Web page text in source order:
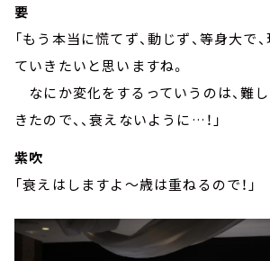
要
「もう本当に慌てず、動じず、等身大で
ていきたいと思いますね。
なにか変化をするっていうのは、難
きたので、、衰えないように…！」
紫吹
「衰えはしますよ～歳は重ねるので！」